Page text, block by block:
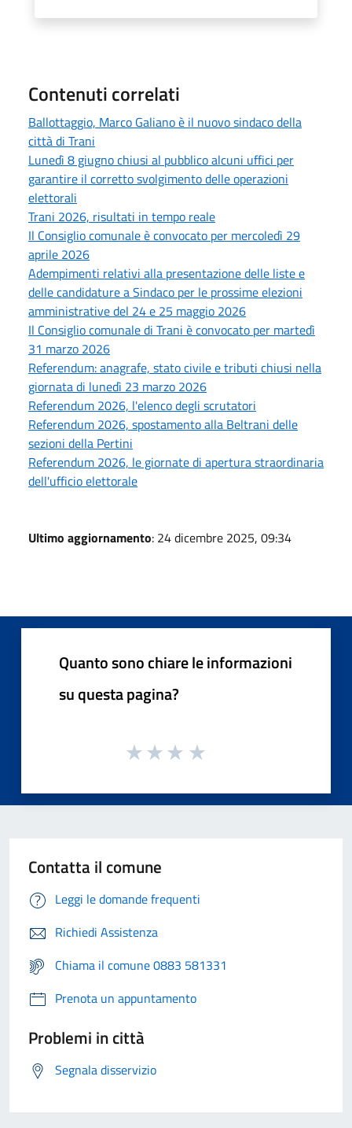
Contenuti correlati
Ballottaggio, Marco Galiano è il nuovo sindaco della
città di Trani
Lunedì 8 giugno chiusi al pubblico alcuni uffici per
garantire il corretto svolgimento delle operazioni
elettorali
Trani 2026, risultati in tempo reale
Il Consiglio comunale è convocato per mercoledì 29
aprile 2026
Adempimenti relativi alla presentazione delle liste e
delle candidature a Sindaco per le prossime elezioni
amministrative del 24 e 25 maggio 2026
Il Consiglio comunale di Trani è convocato per martedì
31 marzo 2026
Referendum: anagrafe, stato civile e tributi chiusi nella
giornata di lunedì 23 marzo 2026
Referendum 2026, l'elenco degli scrutatori
Referendum 2026, spostamento alla Beltrani delle
sezioni della Pertini
Referendum 2026, le giornate di apertura straordinaria
dell'ufficio elettorale
Ultimo aggiornamento: 24 dicembre 2025, 09:34
Quanto sono chiare le informazioni
su questa pagina?
Contatta il comune
Leggi le domande frequenti
Richiedi Assistenza
Chiama il comune 0883 581331
Prenota un appuntamento
Problemi in città
Segnala disservizio